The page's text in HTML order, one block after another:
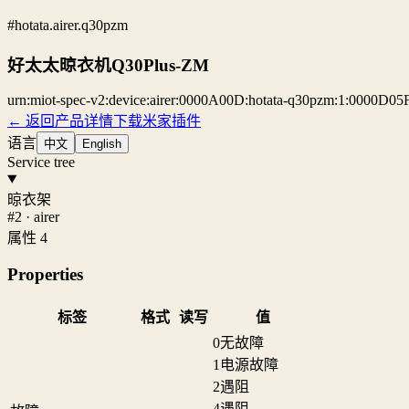
#hotata.airer.q30pzm
好太太晾衣机Q30Plus-ZM
urn:miot-spec-v2:device:airer:0000A00D:hotata-
← 返回产品详情下载米家插件
语言 中文 English
Service tree
晾衣架
#2 · airer
属性 4
Properties
标签 格式 读写 值
0无故障
1 电源故障
2遇阻